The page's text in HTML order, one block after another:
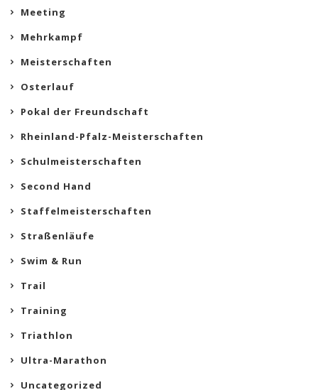
Meeting
Mehrkampf
Meisterschaften
Osterlauf
Pokal der Freundschaft
Rheinland-Pfalz-Meisterschaften
Schulmeisterschaften
Second Hand
Staffelmeisterschaften
Straßenläufe
Swim & Run
Trail
Training
Triathlon
Ultra-Marathon
Uncategorized